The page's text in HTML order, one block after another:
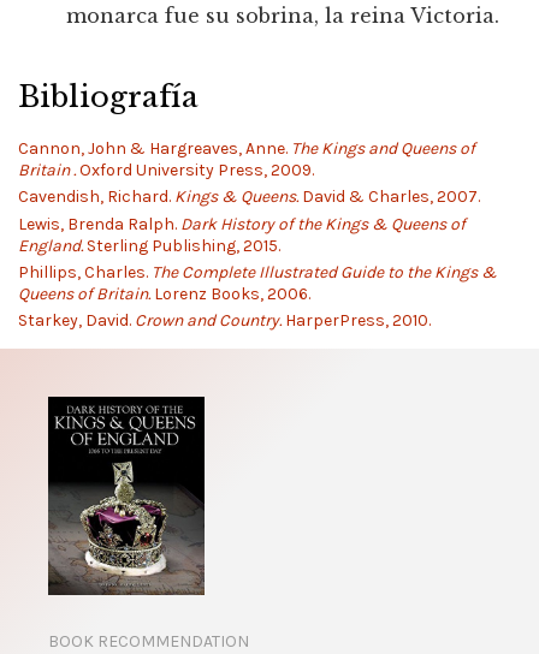
monarca fue su sobrina, la reina Victoria.
Bibliografía
Cannon, John & Hargreaves, Anne. The Kings and Queens of
Britain .Oxford University Press, 2009.
Cavendish, Richard. Kings & Queens.David & Charles, 2007.
Lewis, Brenda Ralph. Dark History of the Kings & Queens of
England.Sterling Publishing, 2015.
Phillips, Charles. The Complete Illustrated Guide to the Kings &
Queens of Britain.Lorenz Books, 2006.
Starkey, David. Crown and Country.HarperPress, 2010.
BOOK RECOMMENDATION